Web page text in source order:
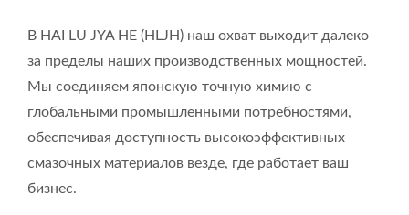
В HAI LU JYA HE (HLJH) наш охват выходит далеко
за пределы наших производственных мощностей.
Мы соединяем японскую точную химию с
глобальными промышленными потребностями,
обеспечивая доступность высокоэффективных
смазочных материалов везде, где работает ваш
бизнес.